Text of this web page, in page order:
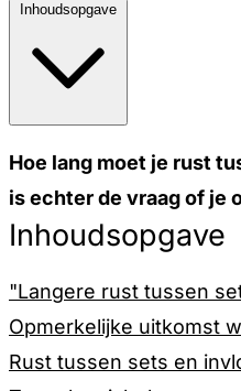
Inhoudsopgave
Hoe lang moet je rust
is echter de vraag of je
Inhoudsopgave
"Langere rust tussen
Opmerkelijke uitkomst
Rust tussen sets en